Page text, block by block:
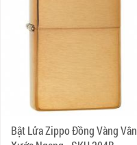
Bật Lửa Zippo Đồng Vàng Vân